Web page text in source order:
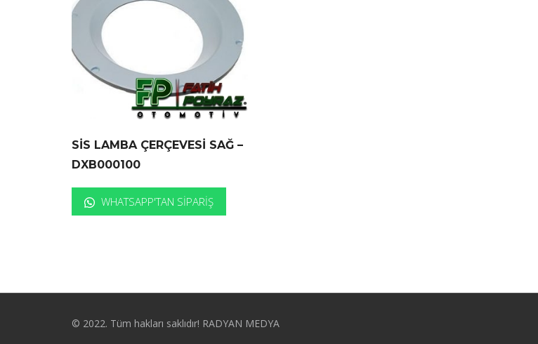
SİS LAMBA ÇERÇEVESİ SAĞ –
DXB000100
WHATSAPP'TAN SIPARIŞ
© 2022. Tüm hakları saklıdır! RADYAN MEDYA